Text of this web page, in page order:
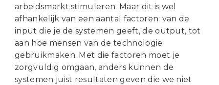
arbeidsmarkt stimuleren. Maar dit is wel
afhankelijk van een aantal factoren: van de
input die je de systemen geeft, de output, tot
aan hoe mensen van de technologie
gebruikmaken. Met die factoren moet je
zorgvuldig omgaan, anders kunnen de
systemen juist resultaten geven die we niet